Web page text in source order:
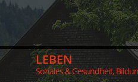
LEBEN
Soziales & Gesundheit,